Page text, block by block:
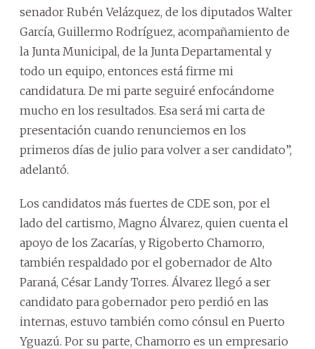
senador Rubén Velázquez, de los diputados Walter
García, Guillermo Rodríguez, acompañamiento de
la Junta Municipal, de la Junta Departamental y
todo un equipo, entonces está firme mi
candidatura. De mi parte seguiré enfocándome
mucho en los resultados. Esa será mi carta de
presentación cuando renunciemos en los
primeros días de julio para volver a ser candidato”,
adelantó.
Los candidatos más fuertes de CDE son, por el
lado del cartismo, Magno Álvarez, quien cuenta el
apoyo de los Zacarías, y Rigoberto Chamorro,
también respaldado por el gobernador de Alto
Paraná, César Landy Torres. Álvarez llegó a ser
candidato para gobernador pero perdió en las
internas, estuvo también como cónsul en Puerto
Yguazú. Por su parte, Chamorro es un empresario